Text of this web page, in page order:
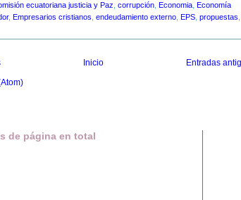
ecuatoriana justicia y Paz corrupción Economia Economía
, Empresarios cristianos endeudamiento externo EPS propuestas
Entradas
Inicio
de página en total